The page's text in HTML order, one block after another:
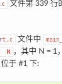
文件第 339 行
文件中
N
，其中 N = 1
位于 #1 下: